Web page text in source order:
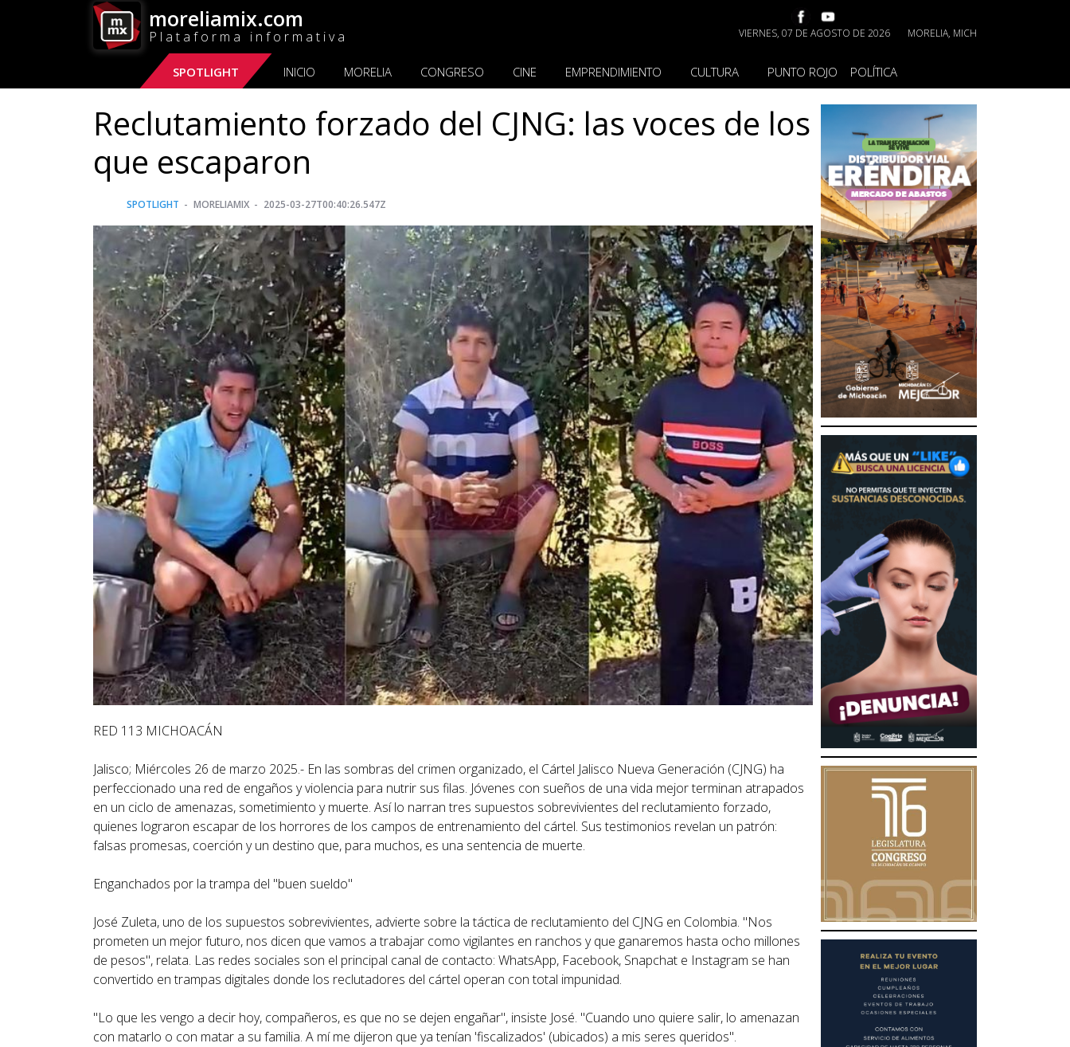
moreliamix.com
Plataforma informativa VIERNES, 07 DE AGOSTO DE 2026 MORELIA, MICH
SPOTLIGHT INICIO MORELIA CONGRESO CINE EMPRENDIMIENTO CULTURA PUNTO ROJO POLÍTICA
Reclutamiento forzado del CJNG: las voces de los
que escaparon
SPOTLIGHT MORELIAMIX 2025-03-27T00:40:26.547Z
RED 113 MICHOACÁN
Jalisco; Miércoles 26 de marzo 2025.- En las sombras del crimen organizado, el Cártel Jalisco Nueva Generación (CJNG) ha
perfeccionado una red de engaños y violencia para nutrir sus filas. Jóvenes con sueños de una vida mejor terminan atrapados
en un ciclo de amenazas, sometimiento y muerte. Así lo narran tres supuestos sobrevivientes del reclutamiento forzado,
quienes lograron escapar de los horrores de los campos de entrenamiento del cártel. Sus testimonios revelan un patrón:
falsas promesas, coerción y un destino que, para muchos, es una sentencia de muerte.
Enganchados por la trampa del "buen sueldo"
José Zuleta, uno de los supuestos sobrevivientes, advierte sobre la táctica de reclutamiento del CJNG en Colombia. "Nos
prometen un mejor futuro, nos dicen que vamos a trabajar como vigilantes en ranchos y que ganaremos hasta ocho millones
de pesos", relata. Las redes sociales son el principal canal de contacto: WhatsApp, Facebook, Snapchat e Instagram se han
convertido en trampas digitales donde los reclutadores del cártel operan con total impunidad.
"Lo que les vengo a decir hoy, compañeros, es que no se dejen engañar", insiste José. "Cuando uno quiere salir, lo amenazan
con matarlo o con matar a su familia. A mí me dijeron que ya tenían 'fiscalizados' (ubicados) a mis seres queridos".